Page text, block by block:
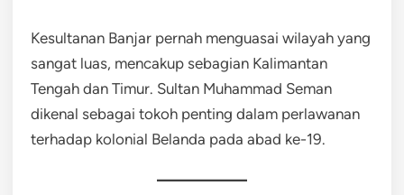
Kesultanan Banjar pernah menguasai wilayah yang
sangat luas, mencakup sebagian Kalimantan
Tengah dan Timur. Sultan Muhammad Seman
dikenal sebagai tokoh penting dalam perlawanan
terhadap kolonial Belanda pada abad ke-19.